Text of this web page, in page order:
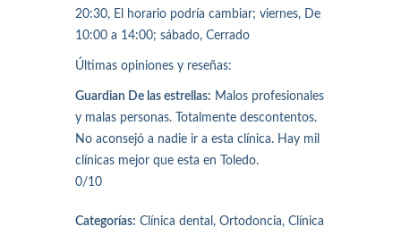
20:30, El horario podría cambiar; viernes, De
10:00 a 14:00; sábado, Cerrado
Últimas opiniones y reseñas:
Guardian De las estrellas: Malos profesionales
y malas personas. Totalmente descontentos.
No aconsejó a nadie ir a esta clínica. Hay mil
clínicas mejor que esta en Toledo.
0/10
Categorías: Clínica dental, Ortodoncia, Clínica